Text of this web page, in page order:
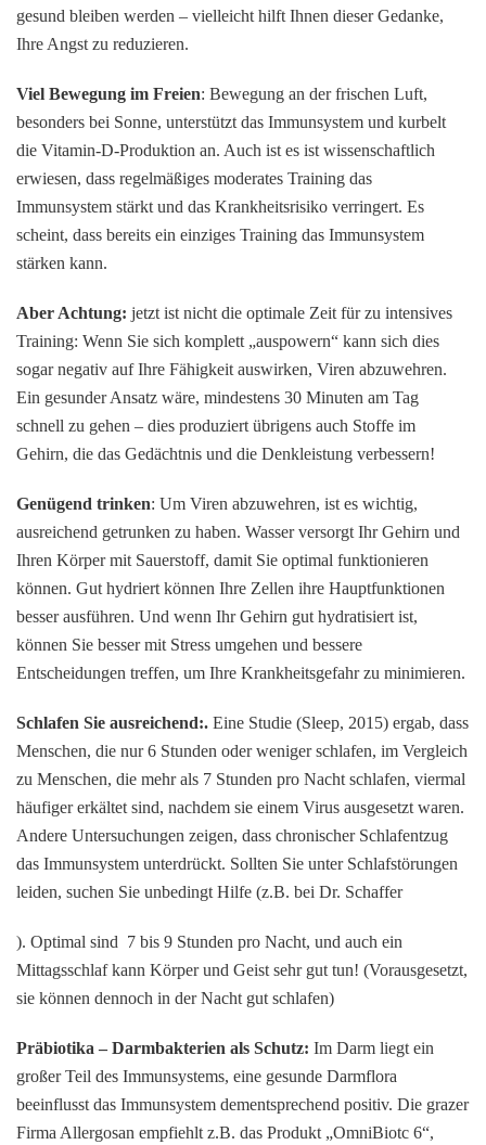
gesund bleiben werden – vielleicht hilft Ihnen dieser Gedanke,
Ihre Angst zu reduzieren.
Viel Bewegung im Freien: Bewegung an der frischen Luft,
besonders bei Sonne, unterstützt das Immunsystem und kurbelt
die Vitamin-D-Produktion an. Auch ist es ist wissenschaftlich
erwiesen, dass regelmäßiges moderates Training das
Immunsystem stärkt und das Krankheitsrisiko verringert. Es
scheint, dass bereits ein einziges Training das Immunsystem
stärken kann.
Aber Achtung: jetzt ist nicht die optimale Zeit für zu intensives
Training: Wenn Sie sich komplett „auspowern“ kann sich dies
sogar negativ auf Ihre Fähigkeit auswirken, Viren abzuwehren.
Ein gesunder Ansatz wäre, mindestens 30 Minuten am Tag
schnell zu gehen – dies produziert übrigens auch Stoffe im
Gehirn, die das Gedächtnis und die Denkleistung verbessern!
Genügend trinken: Um Viren abzuwehren, ist es wichtig,
ausreichend getrunken zu haben. Wasser versorgt Ihr Gehirn und
Ihren Körper mit Sauerstoff, damit Sie optimal funktionieren
können. Gut hydriert können Ihre Zellen ihre Hauptfunktionen
besser ausführen. Und wenn Ihr Gehirn gut hydratisiert ist,
können Sie besser mit Stress umgehen und bessere
Entscheidungen treffen, um Ihre Krankheitsgefahr zu minimieren.
Schlafen Sie ausreichend:. Eine Studie (Sleep, 2015) ergab, dass
Menschen, die nur 6 Stunden oder weniger schlafen, im Vergleich
zu Menschen, die mehr als 7 Stunden pro Nacht schlafen, viermal
häufiger erkältet sind, nachdem sie einem Virus ausgesetzt waren.
Andere Untersuchungen zeigen, dass chronischer Schlafentzug
das Immunsystem unterdrückt. Sollten Sie unter Schlafstörungen
leiden, suchen Sie unbedingt Hilfe (z.B. bei Dr. Schaffer
). Optimal sind 7 bis 9 Stunden pro Nacht, und auch ein
Mittagsschlaf kann Körper und Geist sehr gut tun! (Vorausgesetzt,
sie können dennoch in der Nacht gut schlafen)
Präbiotika – Darmbakterien als Schutz: Im Darm liegt ein
großer Teil des Immunsystems, eine gesunde Darmflora
beeinflusst das Immunsystem dementsprechend positiv. Die grazer
Firma Allergosan empfiehlt z.B. das Produkt „OmniBiotc 6“,